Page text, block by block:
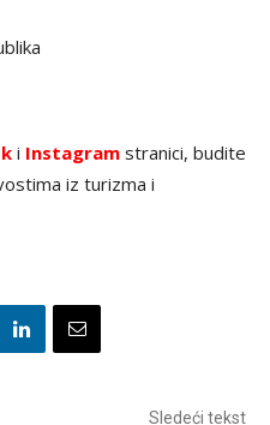
i Instagram stranici, budite
iz turizma i
Sledeći tekst